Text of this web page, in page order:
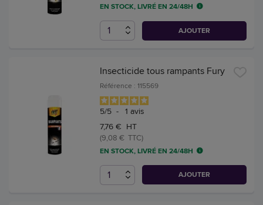
EN STOCK, LIVRÉ EN 24/48H
AJOUTER
Insecticide tous rampants Fury
Référence : 115569
5/5 - 1 avis
7,76 € HT
(9,08 € TTC)
EN STOCK, LIVRÉ EN 24/48H
AJOUTER